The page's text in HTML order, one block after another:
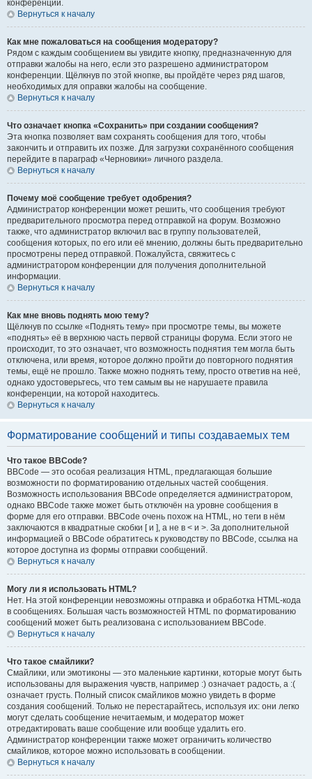
конференции.
Вернуться к началу
Как мне пожаловаться на сообщения модератору?
Рядом с каждым сообщением вы увидите кнопку, предназначенную для
отправки жалобы на него, если это разрешено администратором
конференции. Щёлкнув по этой кнопке, вы пройдёте через ряд шагов,
необходимых для оправки жалобы на сообщение.
Вернуться к началу
Что означает кнопка «Сохранить» при создании сообщения?
Эта кнопка позволяет вам сохранять сообщения для того, чтобы
закончить и отправить их позже. Для загрузки сохранённого сообщения
перейдите в параграф «Черновики» личного раздела.
Вернуться к началу
Почему моё сообщение требует одобрения?
Администратор конференции может решить, что сообщения требуют
предварительного просмотра перед отправкой на форум. Возможно
также, что администратор включил вас в группу пользователей,
сообщения которых, по его или её мнению, должны быть предварительно
просмотрены перед отправкой. Пожалуйста, свяжитесь с
администратором конференции для получения дополнительной
информации.
Вернуться к началу
Как мне вновь поднять мою тему?
Щёлкнув по ссылке «Поднять тему» при просмотре темы, вы можете
«поднять» её в верхнюю часть первой страницы форума. Если этого не
происходит, то это означает, что возможность поднятия тем могла быть
отключена, или время, которое должно пройти до повторного поднятия
темы, ещё не прошло. Также можно поднять тему, просто ответив на неё,
однако удостоверьтесь, что тем самым вы не нарушаете правила
конференции, на которой находитесь.
Вернуться к началу
Форматирование сообщений и типы создаваемых тем
Что такое BBCode?
BBCode — это особая реализация HTML, предлагающая большие
возможности по форматированию отдельных частей сообщения.
Возможность использования BBCode определяется администратором,
однако BBCode также может быть отключён на уровне сообщения в
форме для его отправки. BBCode очень похож на HTML, но теги в нём
заключаются в квадратные скобки [ и ], а не в < и >. За дополнительной
информацией о BBCode обратитесь к руководству по BBCode, ссылка на
которое доступна из формы отправки сообщений.
Вернуться к началу
Могу ли я использовать HTML?
Нет. На этой конференции невозможны отправка и обработка HTML-кода
в сообщениях. Большая часть возможностей HTML по форматированию
сообщений может быть реализована с использованием BBCode.
Вернуться к началу
Что такое смайлики?
Смайлики, или эмотиконы — это маленькие картинки, которые могут быть
использованы для выражения чувств, например :) означает радость, а :(
означает грусть. Полный список смайликов можно увидеть в форме
создания сообщений. Только не перестарайтесь, используя их: они легко
могут сделать сообщение нечитаемым, и модератор может
отредактировать ваше сообщение или вообще удалить его.
Администратор конференции также может ограничить количество
смайликов, которое можно использовать в сообщении.
Вернуться к началу